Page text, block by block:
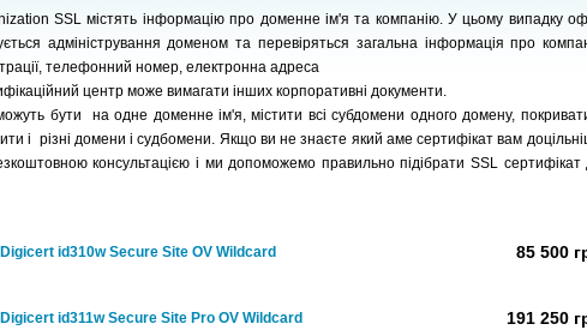
SSL містять інформацію про доменне ім'я та компанію. У цьому випадку
адміністрування доменом та перевіряться загальна інформація про
телефонний номер, електронна адреса
центр може вимагати інших корпоративні документи.
бути на одне доменне ім'я, містити всі субдомени одного домену,
і різні домени і судбомени. Якщо ви не знаєте який аме сертифікат вам
консультацією і ми допоможемо правильно підібрати SSL
Digicert id310w Secure Site OV Wildcard 85 500
Digicert id311w Secure Site Pro OV Wildcard 191 250